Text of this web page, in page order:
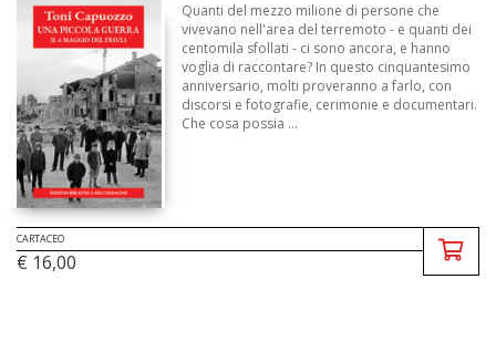
Quanti del mezzo milione di persone che
vivevano nell'area del terremoto - e quanti dei
centomila sfollati - ci sono ancora, e hanno
voglia di raccontare? In questo cinquantesimo
anniversario, molti proveranno a farlo, con
discorsi e fotografie, cerimonie e documentari.
Che cosa possia ...
CARTACEO
€ 16,00